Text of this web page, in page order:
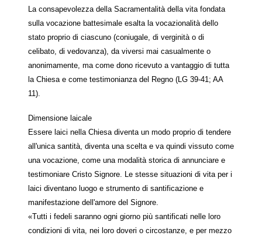
La consapevolezza della Sacramentalità della vita fondata
sulla vocazione battesimale esalta la vocazionalità dello
stato proprio di ciascuno (coniugale, di verginità o di
celibato, di vedovanza), da viversi mai casualmente o
anonimamente, ma come dono ricevuto a vantaggio di tutta
la Chiesa e come testimonianza del Regno (LG 39-41; AA
11).
Dimensione laicale
Essere laici nella Chiesa diventa un modo proprio di tendere
all'unica santità, diventa una scelta e va quindi vissuto come
una vocazione, come una modalità storica di annunciare e
testimoniare Cristo Signore. Le stesse situazioni di vita per i
laici diventano luogo e strumento di santificazione e
manifestazione dell'amore del Signore.
«Tutti i fedeli saranno ogni giorno più santificati nelle loro
condizioni di vita, nei loro doveri o circostanze, e per mezzo